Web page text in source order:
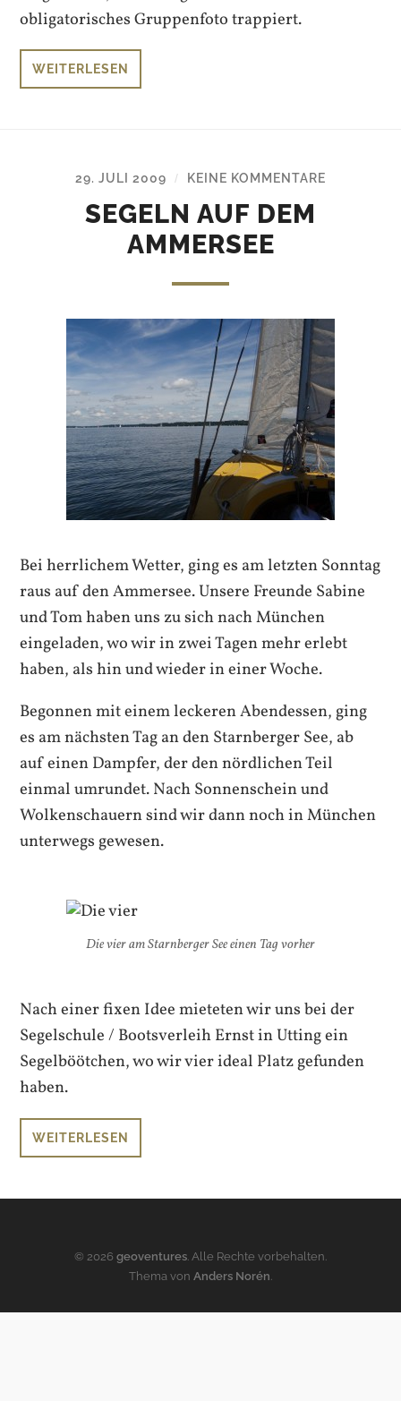
obligatorisches Gruppenfoto trappiert.
WEITERLESEN
29. JULI 2009 / KEINE KOMMENTARE
SEGELN AUF DEM
AMMERSEE
Bei herrlichem Wetter, ging es am letzten Sonntag
raus auf den Ammersee. Unsere Freunde Sabine
und Tom haben uns zu sich nach München
eingeladen, wo wir in zwei Tagen mehr erlebt
haben, als hin und wieder in einer Woche.
Begonnen mit einem leckeren Abendessen, ging
es am nächsten Tag an den Starnberger See, ab
auf einen Dampfer, der den nördlichen Teil
einmal umrundet. Nach Sonnenschein und
Wolkenschauern sind wir dann noch in München
unterwegs gewesen.
Die vier am Starnberger See einen Tag vorher
Nach einer fixen Idee mieteten wir uns bei der
Segelschule / Bootsverleih Ernst in Utting ein
Segelböötchen, wo wir vier ideal Platz gefunden
haben.
WEITERLESEN
© 2026 geoventures . Alle Rechte vorbehalten.
Thema von Anders Norén